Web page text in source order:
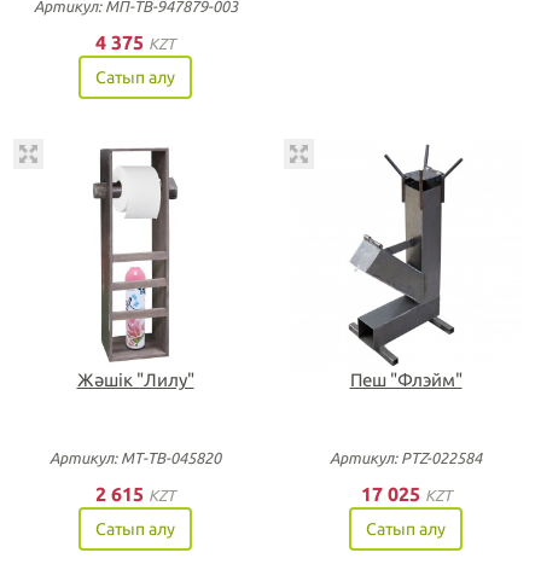
Артикул: МП-ТВ-947879-003
4 375 KZT
Сатып алу
Жәшік "Лилу"
Артикул: МТ-ТВ-045820
2 615 KZT
Сатып алу
Пеш "Флэйм"
Артикул: PTZ-022584
17 025 KZT
Сатып алу